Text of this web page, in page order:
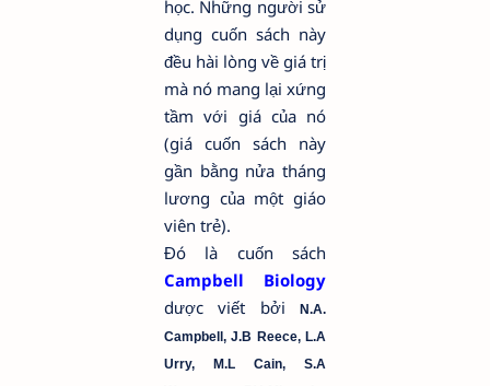
học. Những người sử
dụng cuốn sách này
đều hài lòng về giá trị
mà nó mang lại xứng
tầm với giá của nó
(giá cuốn sách này
gần bằng nửa tháng
lương của một giáo
viên trẻ).
Đó là cuốn sách
Campbell Biology
dược viết bởi
N.A.
Campbell, J.B Reece, L.A
Urry, M.L Cain, S.A